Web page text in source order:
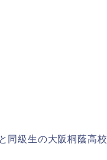
同級生の大阪桐蔭高